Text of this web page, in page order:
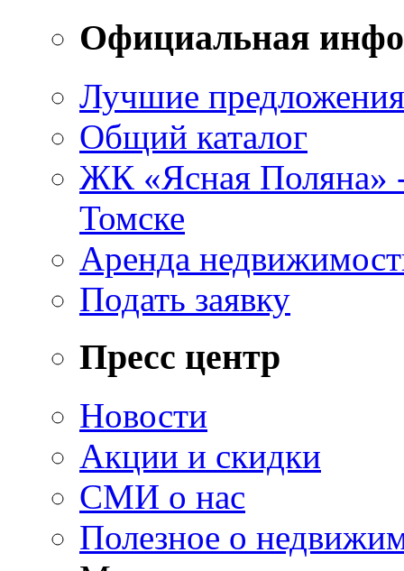
Официальная
Лучшие предложения
Общий каталог
ЖК «Ясная Поляна»
Томске
Аренда
Подать заявку
Пресс центр
Новости
Акции и скидки
СМИ о нас
Полезное о